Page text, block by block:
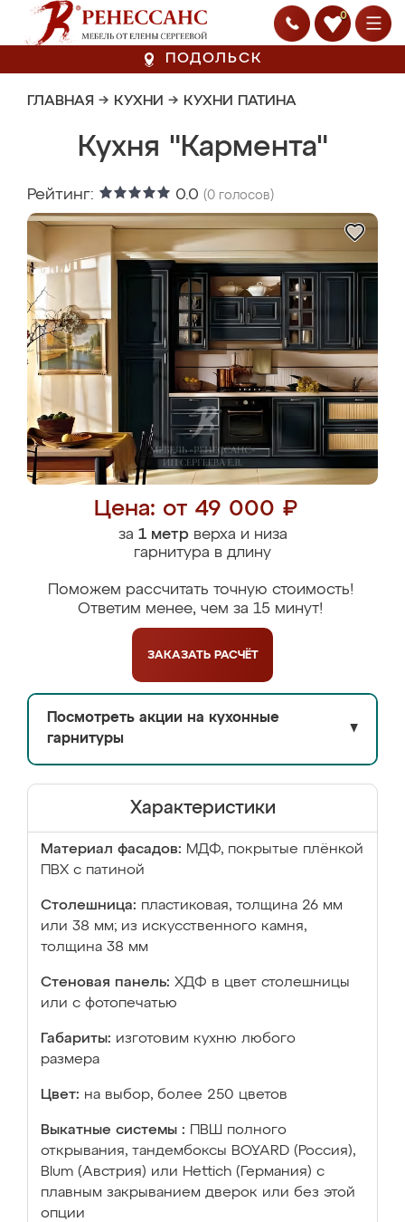
0
ПОДОЛЬСК
ГЛАВНАЯ → КУХНИ → КУХНИ ПАТИНА
Кухня "Кармента"
Рейтинг: 0.0 (0 голосов)
Цена: от 49 000 ₽
за 1 метрверха и низа
гарнитура в длину
Поможем рассчитать точную стоимость!
Ответим менее, чем за 15 минут!
ЗАКАЗАТЬ РАСЧЁТ
Посмотреть акции на кухонные
гарнитуры
▼
Характеристики
Материал фасадов: МДФ, покрытые плёнкой
ПВХ с патиной
Столешница: пластиковая, толщина 26 мм
или 38 мм; из искусственного камня,
толщина 38 мм
Стеновая панель: ХДФ в цвет столешницы
или с фотопечатью
Габариты: изготовим кухню любого
размера
Цвет: на выбор, более 250 цветов
Выкатные системы :
ПВШ полного
открывания, тандембоксы BOYARD (Россия),
Blum (Австрия) или Hettich (Германия) с
плавным закрыванием дверок или без этой
опции